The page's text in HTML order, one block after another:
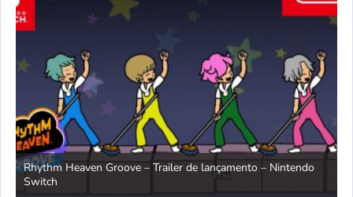
Rhythm Heaven Groove – Trailer de lançamento – Nintendo
Switch